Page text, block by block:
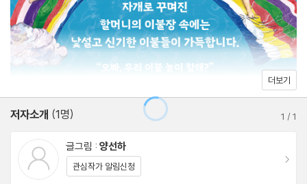
더보기
저자소개 (1명) 1 /1
글그림 : 양선하
관심작가 알림신청